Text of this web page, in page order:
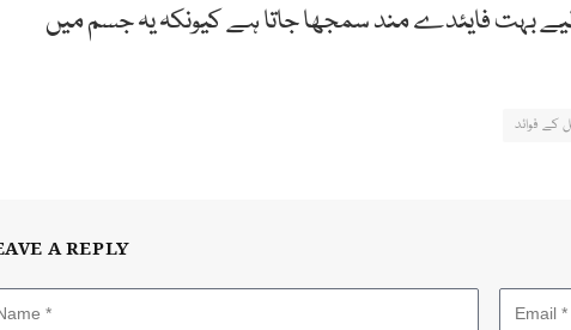
بہت فایئدے مند سمجھا جاتا ہے کیونکہ یہ جسم میں
کے فوائد
A REPLY